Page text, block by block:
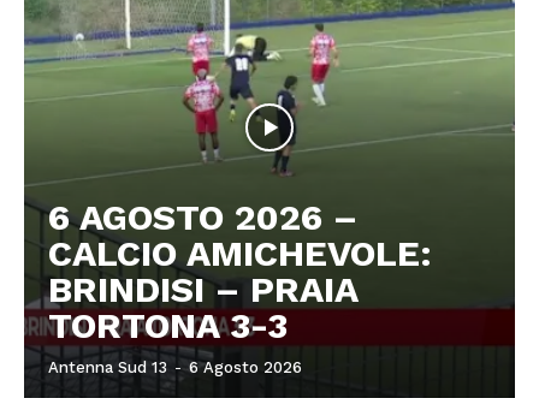
6 AGOSTO 2026 –
CALCIO AMICHEVOLE:
BRINDISI – PRAIA
TORTONA 3-3
Antenna Sud 13 - 6 Agosto 2026